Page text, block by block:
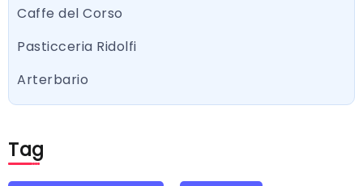
Caffe del Corso
Pasticceria Ridolfi
Arterbario
Tag